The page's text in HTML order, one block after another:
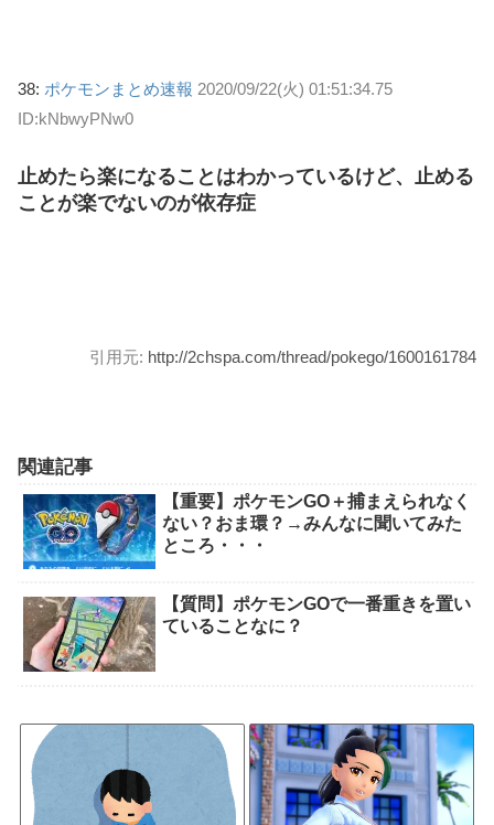
38: ポケモンまとめ速報 2020/09/22(火) 01:51:34.75
ID:kNbwyPNw0
止めたら楽になることはわかっているけど、止める
ことが楽でないのが依存症
引用元: http://2chspa.com/thread/pokego/1600161784
関連記事
【重要】ポケモンGO＋捕まえられなく
ない？おま環？→みんなに聞いてみた
ところ・・・
【質問】ポケモンGOで一番重きを置い
ていることなに？